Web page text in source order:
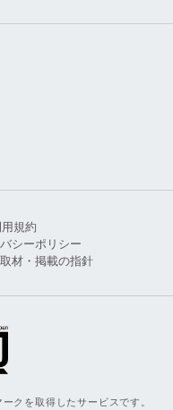
規約
シーポリシー
取材・掲載の指針
クを取得したサービスです。